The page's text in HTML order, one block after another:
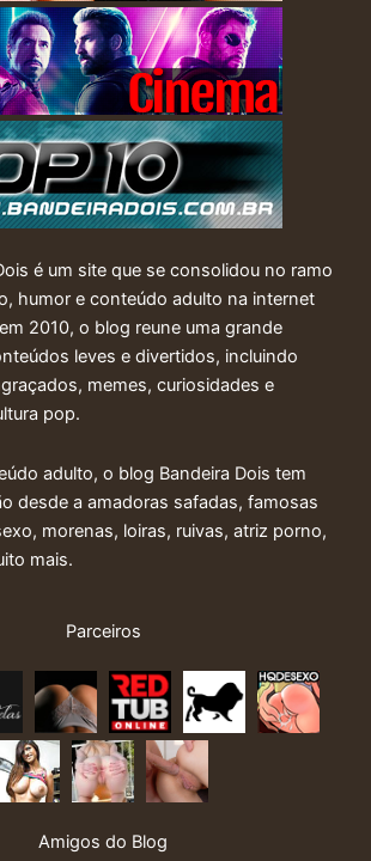
é um site que se consolidou no ramo
humor e conteúdo adulto na internet
2010, o blog reune uma grande
leves e divertidos, incluindo
memes, curiosidades e
pop.
adulto, o blog Bandeira Dois tem
desde a amadoras safadas, famosas
morenas, loiras, ruivas, atriz porno,
mais.
Parceiros
Amigos do Blog